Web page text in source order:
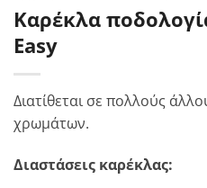
Καρέκλα
Easy
Διατίθεται σε πολλούς
χρωμάτων.
Διαστάσεις καρέκλας: